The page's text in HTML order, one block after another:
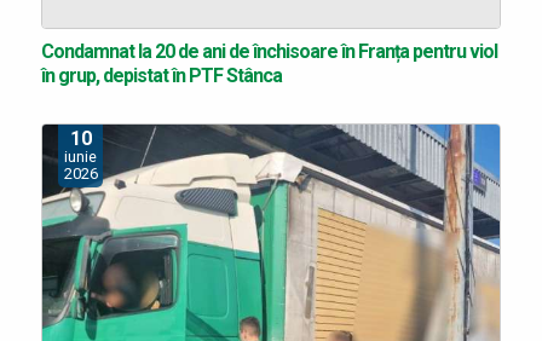
Condamnat la 20 de ani de închisoare în Franța pentru viol
în grup, depistat în PTF Stânca
10
iunie
2026